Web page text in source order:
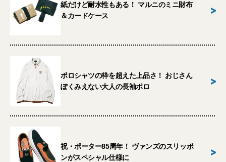
紙だけど耐水性もある！ マルニのミニ財布
＆カードケース
>
ポロシャツの枠を超えた上品さ！ おじさん
ぽくみえない大人の長袖ポロ
>
祝・ポーター85周年！ ヴァンズのスリッポ
ンがスペシャル仕様に
>